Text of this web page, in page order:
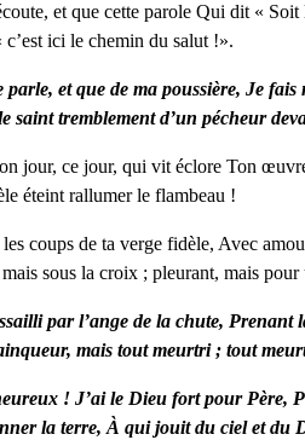
et que cette parole Qui dit « Soit
ici le chemin du salut !».
et que de ma poussière, Je
saint tremblement d’un pécheur
jour, ce jour, qui vit éclore Ton
éteint rallumer le flambeau !
coups de ta verge fidèle, Avec
sous la croix ; pleurant, mais
par l’ange de la chute,
mais tout meurtri ; tout
! J’ai le Dieu fort pour Père,
la terre, À qui jouit du ciel et du